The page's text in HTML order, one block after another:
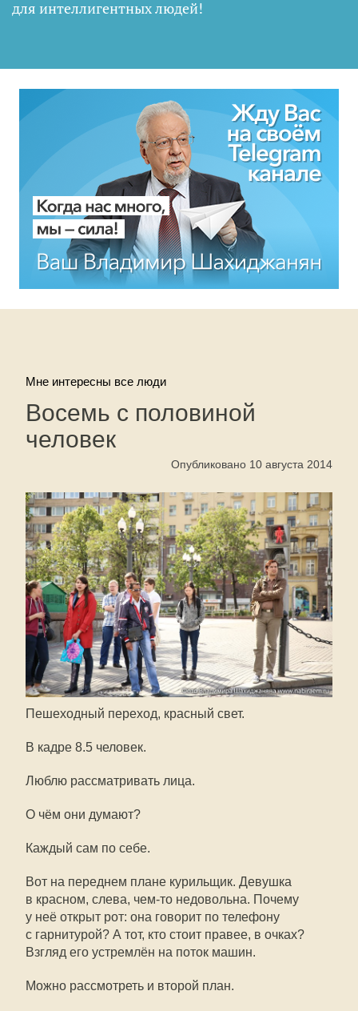
для интеллигентных людей!
Мне интересны все люди
Восемь с половиной
человек
Опубликовано 10 августа 2014
Пешеходный переход, красный свет.
В кадре 8.5 человек.
Люблю рассматривать лица.
О чём они думают?
Каждый сам по себе.
Вот на переднем плане курильщик. Девушка
в красном, слева, чем-то недовольна. Почему
у неё открыт рот: она говорит по телефону
с гарнитурой? А тот, кто стоит правее, в очках?
Взгляд его устремлён на поток машин.
Можно рассмотреть и второй план.